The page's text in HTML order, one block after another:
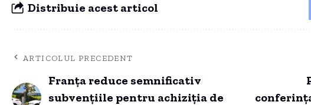
Distribuie acest articol
ARTICOLUL PRECEDENT
Franța reduce semnificativ
subvențiile pentru achiziția de